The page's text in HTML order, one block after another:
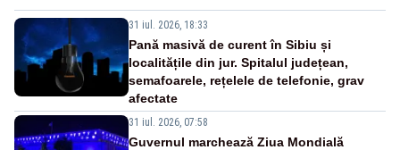
31 iul. 2026, 18:33
Pană masivă de curent în Sibiu și
localitățile din jur. Spitalul județean,
semafoarele, rețelele de telefonie, grav
afectate
31 iul. 2026, 07:58
Guvernul marchează Ziua Mondială